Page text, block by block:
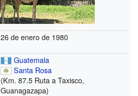
26 de enero de 1980
Guatemala
Santa Rosa
(Km. 87.5 Ruta a Taxisco,
Guanagazapa)